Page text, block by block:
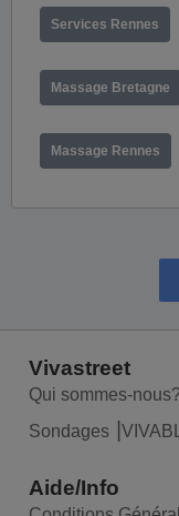
Services Rennes
Massage Bretagne
Massage Rennes
Vivastreet
Qui sommes-nous?
Sondages
Aide/Info